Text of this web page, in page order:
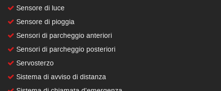
Sensore di luce
Sensore di pioggia
Sensori di parcheggio anteriori
Sensori di parcheggio posteriori
Servosterzo
Sistema di avviso di distanza